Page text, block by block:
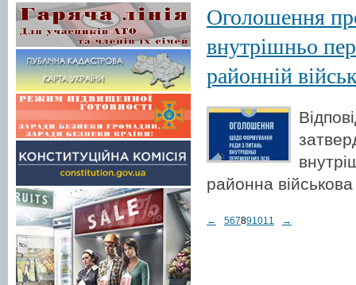
Оголошення
внутрішньо
районній
районна
← 567891011 →